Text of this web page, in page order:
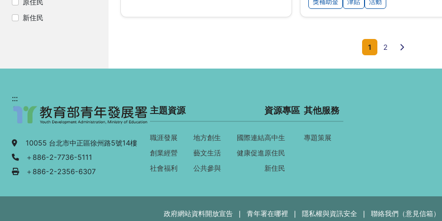
原住民
新住民
獎補助金 津貼 活動
1 2 下一頁
:::
地址：
10055 台北市中正區徐州路5號14樓
電話：
＋886-2-7736-5111
傳真：
＋886-2-2356-6307
主題資源
職涯發展
創業經營
社會福利
地方創生
藝文生活
公共參與
國際連結
健康促進
資源專區
高中生
原住民
新住民
其他服務
專題策展
政府網站資料開放宣告 青年署在哪裡 隱私權與資訊安全 聯絡我們（意見信箱）